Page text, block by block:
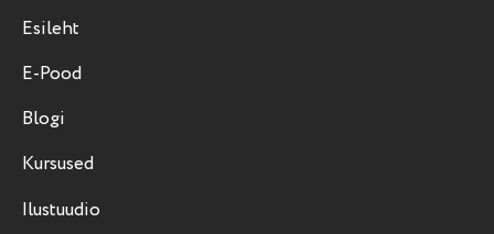
Esileht
E-Pood
Blogi
Kursused
Ilustuudio